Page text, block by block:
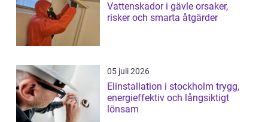
Vattenskador i gävle orsaker,
risker och smarta åtgärder
05 juli 2026
Elinstallation i stockholm trygg,
energieffektiv och långsiktigt
lönsam